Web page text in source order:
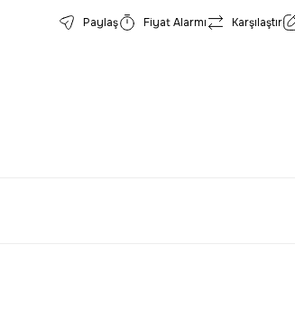
Paylaş Fiyat Alarmı Karşılaştır